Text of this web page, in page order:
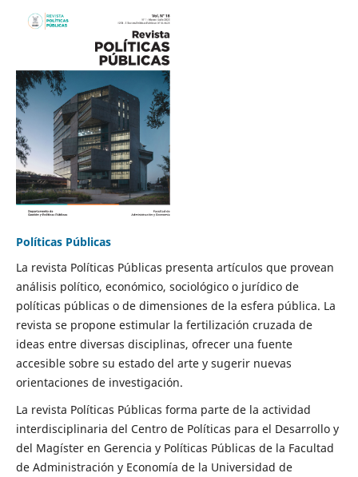
Políticas Públicas
La revista Políticas Públicas presenta artículos que provean
análisis político, económico, sociológico o jurídico de
políticas públicas o de dimensiones de la esfera pública. La
revista se propone estimular la fertilización cruzada de
ideas entre diversas disciplinas, ofrecer una fuente
accesible sobre su estado del arte y sugerir nuevas
orientaciones de investigación.
La revista Políticas Públicas forma parte de la actividad
interdisciplinaria del Centro de Políticas para el Desarrollo y
del Magíster en Gerencia y Políticas Públicas de la Facultad
de Administración y Economía de la Universidad de